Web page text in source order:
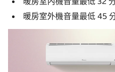
暖房室外機音量最低 45